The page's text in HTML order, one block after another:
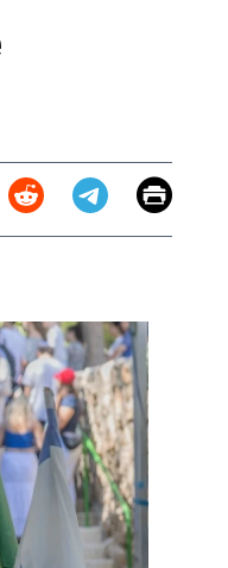
RedditTelegram
EmailPrint